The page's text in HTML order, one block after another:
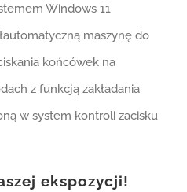
Windows 11
maszynę do
końcówek na
z funkcją zakładania
w system kontroli zacisku
ekspozycji!